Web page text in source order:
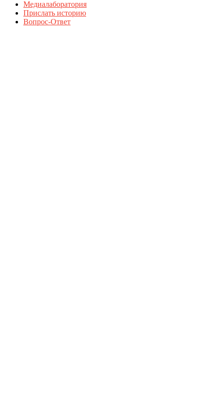
Медиалаборатория
Прислать историю
Вопрос-Ответ